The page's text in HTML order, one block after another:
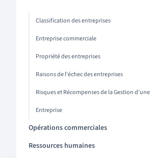
Classification des entreprises
Entreprise commerciale
Propriété des entreprises
Raisons de l'échec des entreprises
Risques et Récompenses de la Gestion d'une
Entreprise
Opérations commerciales
Ressources humaines